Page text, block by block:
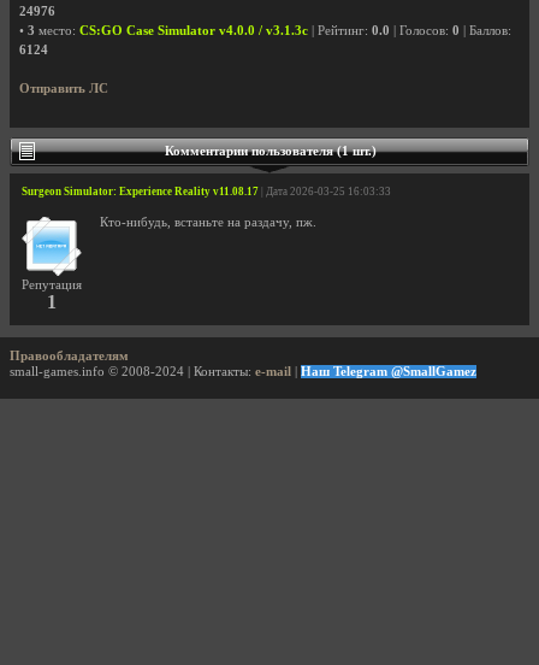
24976
• 3 место: CS:GO Case Simulator v4.0.0 / v3.1.3c | Рейтинг: 0.0 | Голосов: 0 | Баллов:
6124
Отправить ЛС
Комментарии пользователя (1 шт.)
Surgeon Simulator: Experience Reality v11.08.17 | Дата 2026-03-25 16:03:33
Репутация
1
Кто-нибудь, встаньте на раздачу, пж.
Правообладателям
small-games.info © 2008-2024 | Контакты: e-mail Наш Telegram @SmallGamez